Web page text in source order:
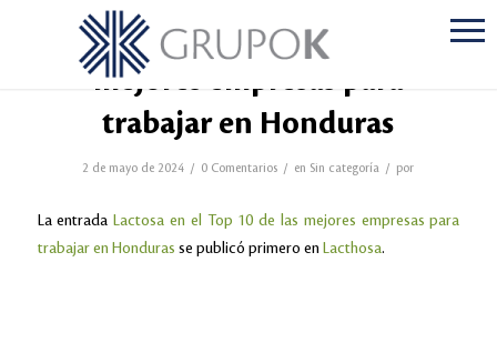
Lactosa en el Top 10 de las
mejores empresas para
trabajar en Honduras
2 de mayo de 2024 / 0 Comentarios / en Sin categoría / por
La entradaLactosa en el Top 10 de las mejores empresas para
trabajar en Honduras se publicó primero en Lacthosa.